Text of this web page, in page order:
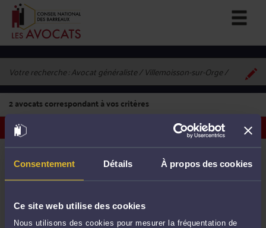
Consentement Détails À propos des cookies
Ce site web utilise des cookies
Nous utilisons des cookies pour mesurer la fréquentation de
Votre recherche :Avocat généraliste / Villemoisson-sur-Orge
2avocats correspondant à vos critères
Voir les avocats sur une carte
ME DIANE-MARIE PALACIO RUSSO
110 Route de Corbeil 91360 VILLEMOISSON-SUR-
ORGE
Accepte les consultations vidéo
patrimoine
Droit immobilier
Droit du dommage corporel